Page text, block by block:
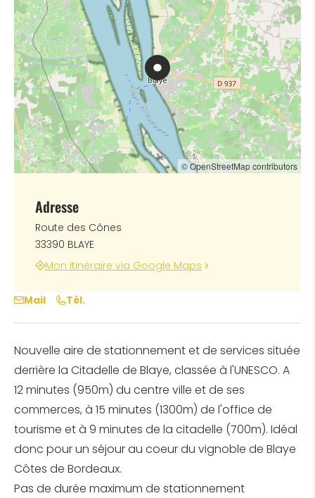
Nouvelle aire de stationnement et de services située
derrière la Citadelle de Blaye, classée à l'UNESCO. A
12 minutes (950m) du centre ville et de ses
commerces, à 15 minutes (1300m) de l'office de
tourisme et à 9 minutes de la citadelle (700m). Idéal
donc pour un séjour au coeur du vignoble de Blaye
Côtes de Bordeaux.
Pas de durée maximum de stationnement
© OpenStreetMap contributors
Adresse
Route des Cônes
33390 BLAYE
Mon itinéraire via Google Maps
Mail Tél.